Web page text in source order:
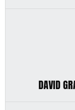
DAVID